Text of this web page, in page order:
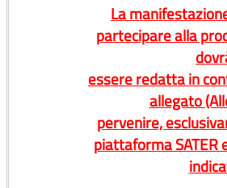
La
partecipare alla
essere redatta in
allegato
pervenire,
piattaforma SATER